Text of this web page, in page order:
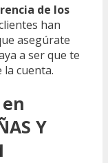
de los
han
asegúrate
a ser que te
cuenta.
Y